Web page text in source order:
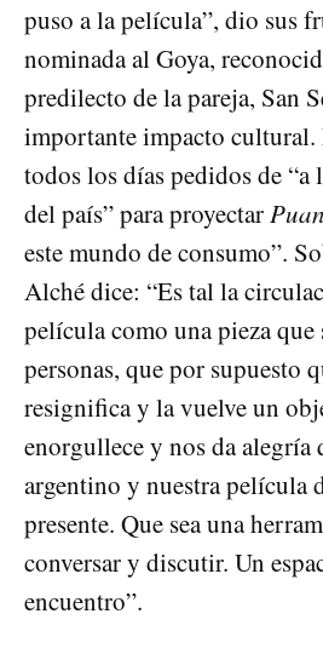
puso a la película”, dio sus
nominada al Goya,
predilecto de la pareja, San
importante impacto cultural.
todos los días pedidos de
del país” para proyectarPuan
este mundo de consumo”.
Alché dice: “Es tal la
película como una pieza que
personas, que por supuesto
resignifica y la vuelve un
enorgullece y nos da alegría
argentino y nuestra película
presente. Que sea una
conversar y discutir. Un
encuentro”.